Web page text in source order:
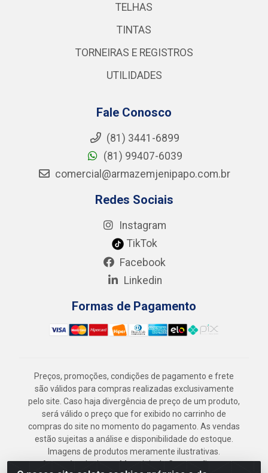
TELHAS
TINTAS
TORNEIRAS E REGISTROS
UTILIDADES
Fale Conosco
(81) 3441-6899
(81) 99407-6039
comercial@armazemjenipapo.com.br
Redes Sociais
Instagram
TikTok
Facebook
Linkedin
Formas de Pagamento
Preços, promoções, condições de pagamento e frete
são válidos para compras realizadas exclusivamente
pelo site. Caso haja divergência de preço de um produto,
será válido o preço que for exibido no carrinho de
compras do site no momento do pagamento. As vendas
estão sujeitas a análise e disponibilidade do estoque.
Imagens de produtos meramente ilustrativas.
Armazém Jenipapo Materiais de Construção em